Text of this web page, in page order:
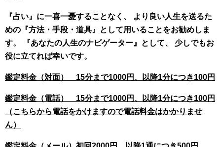
『占い』に一喜一憂することなく、 より良い人生を送るた
めの『方法・手段・道具』として用いることをお勧めしま
す。 『あなたの人生のナビゲーター』として、 少しでもお
役に立てれば幸いです。
鑑定料金（対面） 15分まで1000円、以降1分につき100円
鑑定料金（電話） 15分まで1000円、以降1分につき100円
（こちらから電話をかけますので電話料金はかかりませ
ん）